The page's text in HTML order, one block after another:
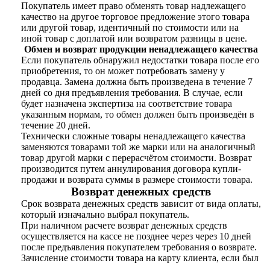
Покупатель имеет право обменять товар надлежащего
качество на другое торговое предложение этого товара
или другой товар, идентичный по стоимости или на
иной товар с доплатой или возвратом разницы в цене.
Обмен и возврат продукции ненадлежащего качества
Если покупатель обнаружил недостатки товара после его
приобретения, то он может потребовать замену у
продавца. Замена должна быть произведена в течение 7
дней со дня предъявления требования. В случае, если
будет назначена экспертиза на соответствие товара
указанным нормам, то обмен должен быть произведён в
течение 20 дней.
Технически сложные товары ненадлежащего качества
заменяются товарами той же марки или на аналогичный
товар другой марки с перерасчётом стоимости. Возврат
производится путем аннулирования договора купли-
продажи и возврата суммы в размере стоимости товара.
Возврат денежных средств
Срок возврата денежных средств зависит от вида оплаты,
который изначально выбрал покупатель.
При наличном расчете возврат денежных средств
осуществляется на кассе не позднее через через 10 дней
после предъявления покупателем требования о возврате.
Зачисление стоимости товара на карту клиента, если был